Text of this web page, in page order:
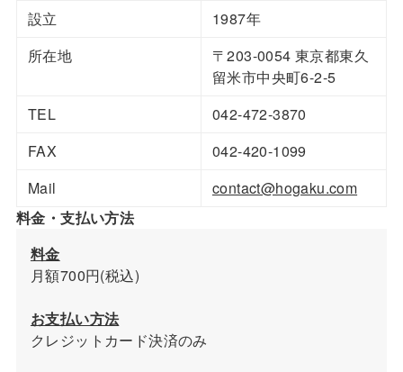
設立
1987年
所在地
〒203-0054 東京都東久
留米市中央町6-2-5
TEL
042-472-3870
FAX
042-420-1099
Mail
contact@hogaku.com
料金・支払い方法
料金
月額700円(税込)
お支払い方法
クレジットカード決済のみ